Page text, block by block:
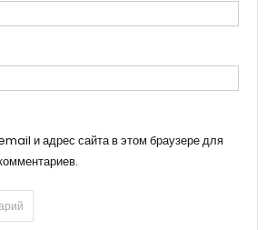
и адрес сайта в этом браузере для